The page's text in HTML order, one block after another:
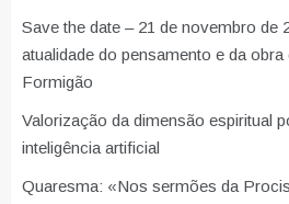
Save the date – 21 de novembro de
atualidade do pensamento e da obra
Formigão
Valorização da dimensão espiritual
inteligência artificial
Quaresma: «Nos sermões da